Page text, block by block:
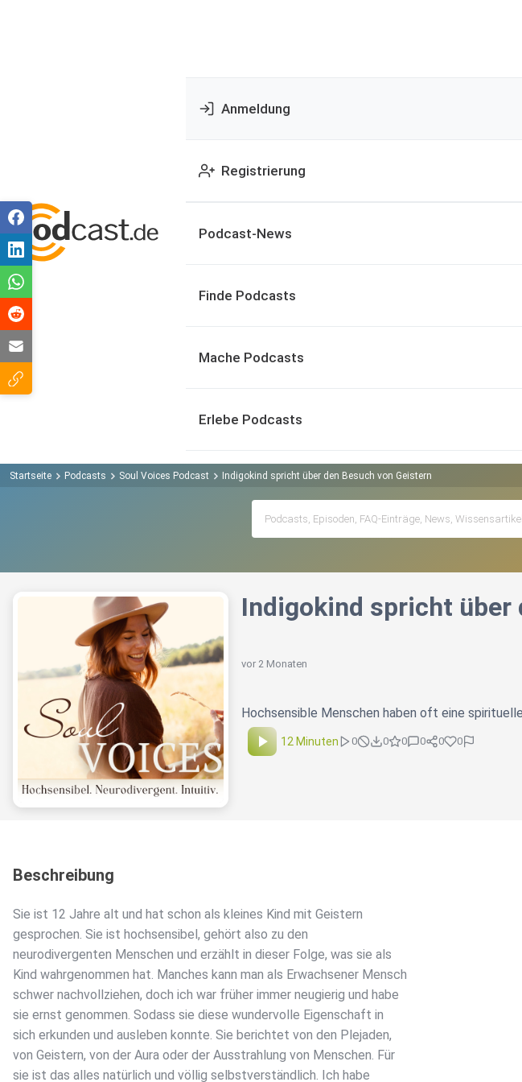
Anmeldung
Registrierung
Podcast-News
Finde Podcasts
Mache Podcasts
Erlebe Podcasts
Startseite Podcasts Soul Voices Podcast Indigokind spricht über den Besuch von Geistern
Indigokind spricht über
vor 2 Monaten
Hochsensible Menschen haben oft eine
12 Minuten 0 0 0 0 0 0
Beschreibung
Sie ist 12 Jahre alt und hat schon als kleines Kind mit Geistern
gesprochen. Sie ist hochsensibel, gehört also zu den
neurodivergenten Menschen und erzählt in dieser Folge, was sie als
Kind wahrgenommen hat. Manches kann man als Erwachsener Mensch
schwer nachvollziehen, doch ich war früher immer neugierig und habe
sie ernst genommen. Sodass sie diese wundervolle Eigenschaft in
sich erkunden und ausleben konnte. Sie berichtet von den Plejaden,
von Geistern, von der Aura oder der Ausstrahlung von Menschen. Für
sie ist das alles natürlich und völlig selbstverständlich. Ich habe